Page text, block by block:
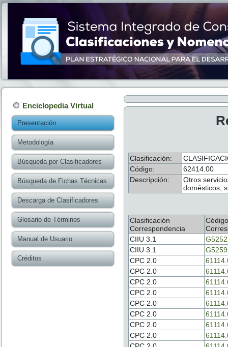
Enciclopedia Virtual
Presentación
Metodología
Búsqueda por Clasificadores
Búsqueda de Fichas Técnicas
Descarga de Clasificadores
Glosario de Términos
Manual de Usuario
Créditos
Clasificación:
Código:
62414.00
Descripción:
Otros
domésticos,
Clasificación
Correspondencia
Código
CIIU 3.1
G5252
CIIU 3.1
G5259
CPC 2.0
CPC 2.0
CPC 2.0
CPC 2.0
CPC 2.0
CPC 2.0
CPC 2.0
CPC 2.0